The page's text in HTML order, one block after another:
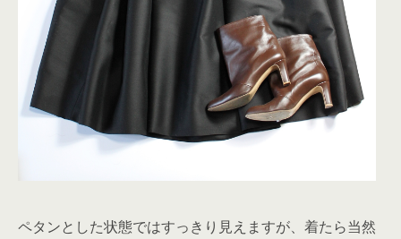
ペタンとした状態ではすっきり見えますが、着たら当然